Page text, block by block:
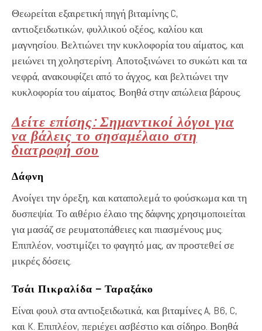
Θεωρείται εξαιρετική πηγή βιταμίνης C,
αντιοξειδωτικών, φυλλικού οξέος, καλίου και
μαγνησίου. Βελτιώνει την κυκλοφορία του αίματος, και
μειώνει τη χοληστερίνη. Αποτοξινώνει το συκώτι και τα
νεφρά, ανακουφίζει από το άγχος, και βελτιώνει την
κυκλοφορία του αίματος. Βοηθά στην απώλεια βάρους.
Δείτε επίσης: Σημαντικοί λόγοι για
να βάλεις το σησαμέλαιο στη
διατροφή σου
Δάφνη
Ανοίγει την όρεξη, και καταπολεμά το φούσκωμα και τη
δυσπεψία. Το αιθέριο έλαιο της δάφνης χρησιμοποιείται
για μασάζ σε ρευματοπάθειες και πιασμένους μυς.
Επιπλέον, νοστιμίζει το φαγητό μας, αν προστεθεί σε
μικρές δόσεις.
Τσάι Πικραλίδα – Ταραξάκο
Είναι φουλ στα αντιοξειδωτικά, και βιταμίνες A, B6, C,
και K. Επιπλέον, περιέχει ασβέστιο και σίδηρο. Βοηθά